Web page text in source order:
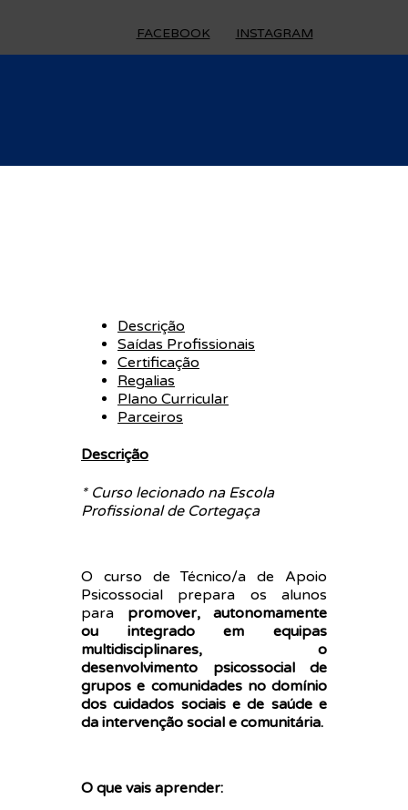
FACEBOOK INSTAGRAM
Descrição
Saídas Profissionais
Certificação
Regalias
Plano Curricular
Parceiros
Descrição
* Curso lecionado na Escola
Profissional de Cortegaça
O curso de Técnico/a de Apoio
Psicossocial prepara os alunos
para promover, autonomamente
ou integrado em equipas
multidisciplinares, o
desenvolvimento psicossocial de
grupos e comunidades no domínio
dos cuidados sociais e de saúde e
da intervenção social e comunitária.
O que vais aprender: